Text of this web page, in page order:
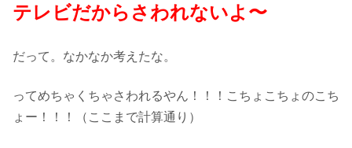
テレビだからさわれないよ〜
だって。なかなか考えたな。
ってめちゃくちゃさわれるやん！！！こちょこちょのこち
ょー！！！（ここまで計算通り）